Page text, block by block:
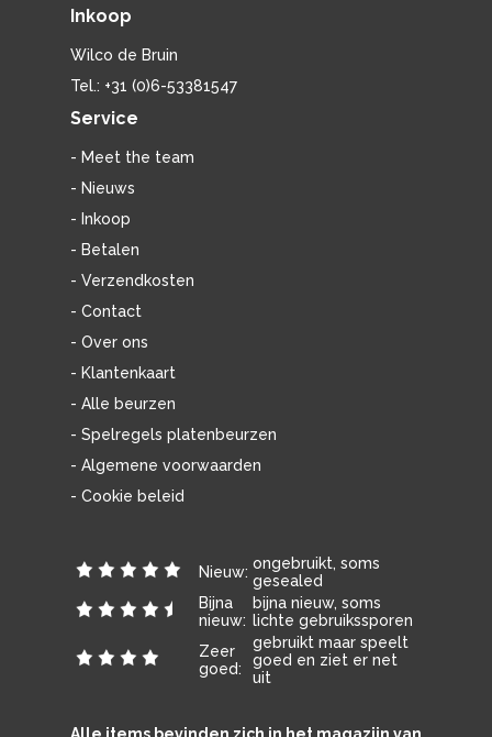
Inkoop
Wilco de Bruin
Tel.: +31 (0)6-53381547
Service
- Meet the team
- Nieuws
- Inkoop
- Betalen
- Verzendkosten
- Contact
- Over ons
- Klantenkaart
- Alle beurzen
- Spelregels platenbeurzen
- Algemene voorwaarden
- Cookie beleid
Nieuw: ongebruikt, soms
gesealed
Bijna
nieuw:
bijna nieuw, soms
lichte gebruikssporen
Zeer
goed:
gebruikt maar speelt
goed en ziet er net
uit